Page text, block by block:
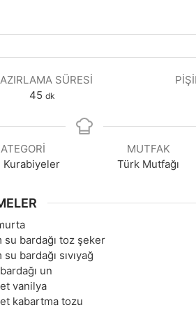
SÜRESI
45 dakika
dk
Kurabiyeler
MUTFAK
Türk Mutfağı
su bardağı toz şeker
su bardağı sıvıyağ
un
vanilya
kabartma tozu